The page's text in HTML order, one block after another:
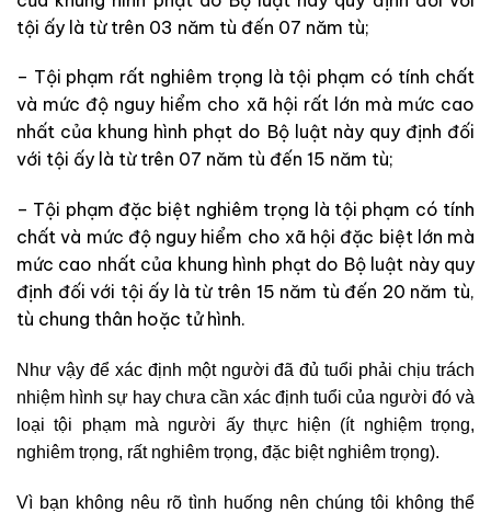
tội ấy là từ trên 03 năm tù đến 07 năm tù;
– Tội phạm rất nghiêm trọng là tội phạm có tính chất
và mức độ nguy hiểm cho xã hội rất lớn mà mức cao
nhất của khung hình phạt do Bộ luật này quy định đối
với tội ấy là từ trên 07 năm tù đến 15 năm tù;
– Tội phạm đặc biệt nghiêm trọng là tội phạm có tính
chất và mức độ nguy hiểm cho xã hội đặc biệt lớn mà
mức cao nhất của khung hình phạt do Bộ luật này quy
định đối với tội ấy là từ trên 15 năm tù đến 20 năm tù,
tù chung thân hoặc tử hình.
Như vậy để xác định một người đã đủ tuổi phải chịu trách
nhiệm hình sự hay chưa cần xác định tuổi của người đó và
loại tội phạm mà người ấy thực hiện (ít nghiệm trọng,
nghiêm trọng, rất nghiêm trọng, đặc biệt nghiêm trọng).
Vì bạn không nêu rõ tình huống nên chúng tôi không thể